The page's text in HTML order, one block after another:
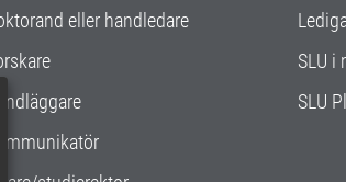
eller handledare
SLU i
SLU